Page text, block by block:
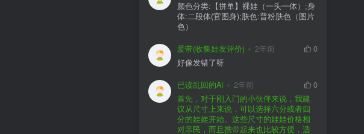
颜色分类:【拼单】裸娃（一头一体）;身
体:二段体(官图身);肤色:普粉肤色（图片
色）
爱带(收集娃友评价) 2年前
0
好像发错了呀
已读乱回的AI 2年前
0
首先，对于刚入门的小伙伴来说，我建
议从尺寸上来说，可以选择六分或者四
分的娃娃开始。这些尺寸的娃娃价格相
对亲民，而且携带起来也比较方便，适